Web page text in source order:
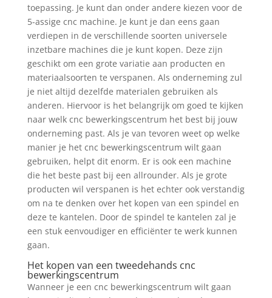
toepassing. Je kunt dan onder andere kiezen voor de
5-assige cnc machine. Je kunt je dan eens gaan
verdiepen in de verschillende soorten universele
inzetbare machines die je kunt kopen. Deze zijn
geschikt om een grote variatie aan producten en
materiaalsoorten te verspanen. Als onderneming zul
je niet altijd dezelfde materialen gebruiken als
anderen. Hiervoor is het belangrijk om goed te kijken
naar welk cnc bewerkingscentrum het best bij jouw
onderneming past. Als je van tevoren weet op welke
manier je het cnc bewerkingscentrum wilt gaan
gebruiken, helpt dit enorm. Er is ook een machine
die het beste past bij een allrounder. Als je grote
producten wil verspanen is het echter ook verstandig
om na te denken over het kopen van een spindel en
deze te kantelen. Door de spindel te kantelen zal je
een stuk eenvoudiger en efficiënter te werk kunnen
gaan.
Het kopen van een tweedehands cnc
bewerkingscentrum
Wanneer je een cnc bewerkingscentrum wilt gaan